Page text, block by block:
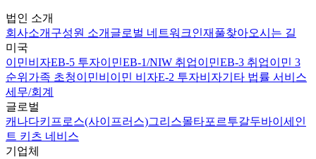
법인 소개
회사소개 구성원 소개 글로벌 네트워크인재풀찾아오시는 길
미국
이민비자EB-5 투자이민EB-1/NIW 취업이민EB-3 취업이민 3
순위 가족 초청이민비이민 비자E-2 투자비자기타 법률 서비스
세무/회계
글로벌
캐나다키프로스(사이프러스)그리스몰타포르투갈두바이 세인
트 키츠 네비스
기업체